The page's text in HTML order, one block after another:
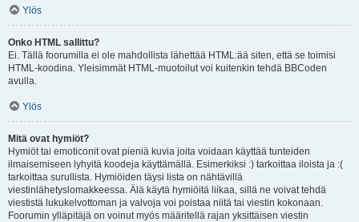
Ylös
Onko HTML sallittu?
Ei. Tällä foorumilla ei ole mahdollista lähettää HTML:ää siten, että se toimisi
HTML-koodina. Yleisimmät HTML-muotoilut voi kuitenkin tehdä BBCoden
avulla.
Ylös
Mitä ovat hymiöt?
Hymiöt tai emoticonit ovat pieniä kuvia joita voidaan käyttää tunteiden
ilmaisemiseen lyhyitä koodeja käyttämällä. Esimerkiksi :) tarkoittaa iloista ja :(
tarkoittaa surullista. Hymiöiden täysi lista on nähtävillä
viestinlähetyslomakkeessa. Älä käytä hymiöitä liikaa, sillä ne voivat tehdä
viestistä lukukelvottoman ja valvoja voi poistaa niitä tai viestin kokonaan.
Foorumin ylläpitäjä on voinut myös määritellä rajan yksittäisen viestin